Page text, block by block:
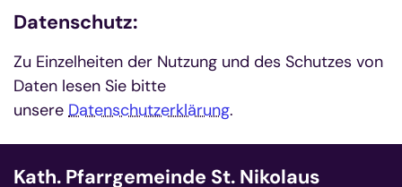
Datenschutz:
Zu Einzelheiten der Nutzung und des Schutzes von
Daten lesen Sie bitte
unsere Datenschutzerklärung.
Kath. Pfarrgemeinde St. Nikolaus